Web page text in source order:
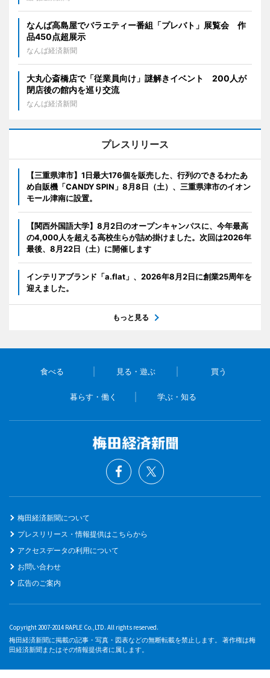
なんば高島屋でバラエティー番組「プレバト」展覧会 作
品450点超展示
なんば経済新聞
大丸心斎橋店で「従業員向け」謎解きイベント 200人が
閉店後の館内を巡り交流
なんば経済新聞
プレスリリース
【三重県津市】1日最大176個を販売した、行列のできるわたあ
め自販機「CANDY SPIN」8月8日（土）、三重県津市のイオン
モール津南に設置。
【関西外国語大学】8月2日のオープンキャンパスに、今年最高
の4,000人を超える高校生らが詰め掛けました。次回は2026年
最後、8月22日（土）に開催します
インテリアブランド「a.flat」、2026年8月2日に創業25周年を
迎えました。
もっと見る
食べる 見る・遊ぶ 買う
暮らす・働く 学ぶ・知る
梅田経済新聞について
プレスリリース・情報提供はこちらから
アクセスデータの利用について
お問い合わせ
広告のご案内
Copyright 2007-2014 RAPLE Co.,LTD. All rights reserved.
梅田経済新聞に掲載の記事・写真・図表などの無断転載を禁止します。 著作権は梅
田経済新聞またはその情報提供者に属します。